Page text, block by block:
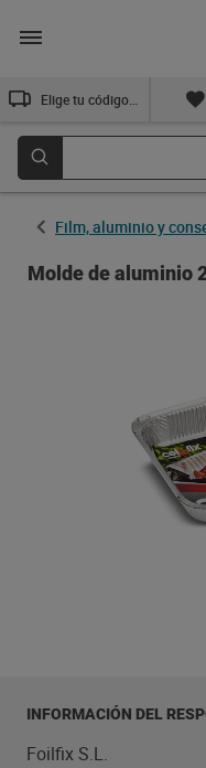
Film, aluminio y
Molde de aluminio
INFORMACIÓN DEL
Foilfix S.L.